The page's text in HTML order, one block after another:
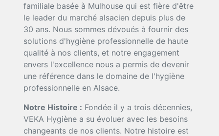
familiale basée à Mulhouse qui est fière d'être
le leader du marché alsacien depuis plus de
30 ans. Nous sommes dévoués à fournir des
solutions d'hygiène professionnelle de haute
qualité à nos clients, et notre engagement
envers l'excellence nous a permis de devenir
une référence dans le domaine de l'hygiène
professionnelle en Alsace.
Notre Histoire : Fondée il y a trois décennies,
VEKA Hygiène a su évoluer avec les besoins
changeants de nos clients. Notre histoire est